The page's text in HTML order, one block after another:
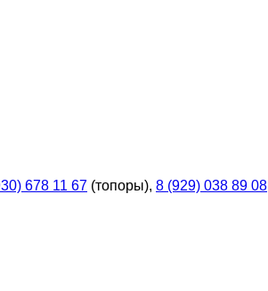
678 11 67 (топоры), 8 (929) 038 89 08